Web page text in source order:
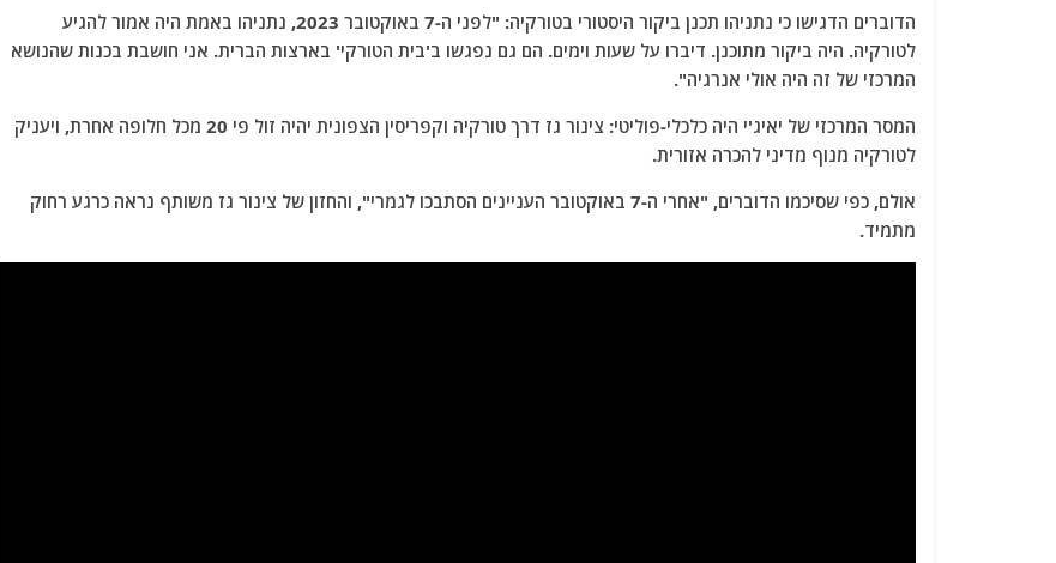
הדוברים הדגישו כי נתניהו תכנן ביקור היסטורי בטורקיה: "לפני ה-7 באוקטובר 2023, נתניהו באמת היה אמור להגיע
לטורקיה. היה ביקור מתוכנן. דיברו על שעות וימים. הם גם נפגשו ב'בית הטורקי' בארצות הברית. אני חושבת בכנות שהנושא
המרכזי של זה היה אולי אנרגיה".
המסר המרכזי של יאיג'י היה כלכלי-פוליטי: צינור גז דרך טורקיה וקפריסין הצפונית יהיה זול פי 20 מכל חלופה אחרת, ויעניק
לטורקיה מנוף מדיני להכרה אזורית.
אולם, כפי שסיכמו הדוברים, "אחרי ה-7 באוקטובר העניינים הסתבכו לגמרי", והחזון של צינור גז משותף נראה כרגע רחוק
מתמיד.